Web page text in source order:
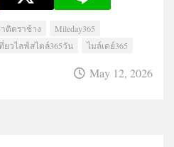
ติตราช้าง
Mileday365
ยวไลฟ์สไตล์365วัน ไมล์เดย์365
May 12, 2026